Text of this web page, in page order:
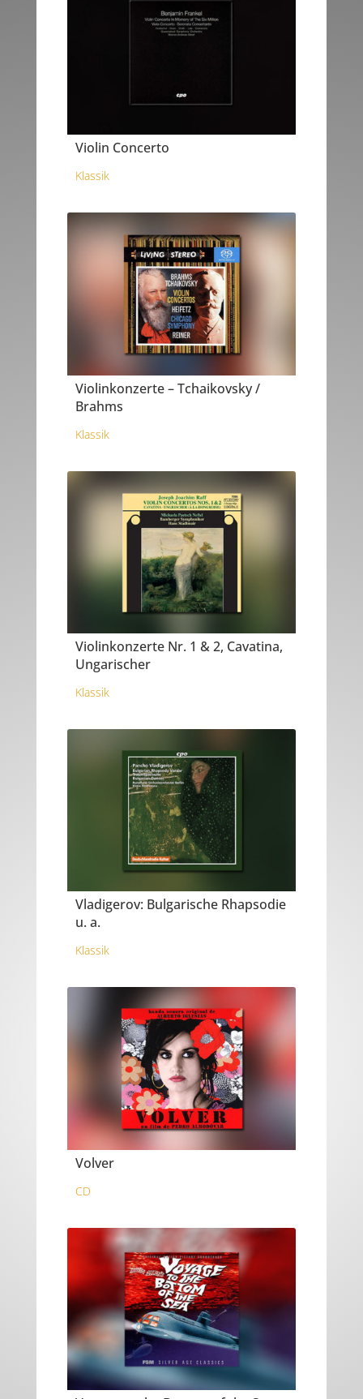
Violin Concerto
Klassik
Violinkonzerte – Tchaikovsky /
Brahms
Klassik
Violinkonzerte Nr. 1 & 2, Cavatina,
Ungarischer
Klassik
Vladigerov: Bulgarische Rhapsodie
u. a.
Klassik
Volver
CD